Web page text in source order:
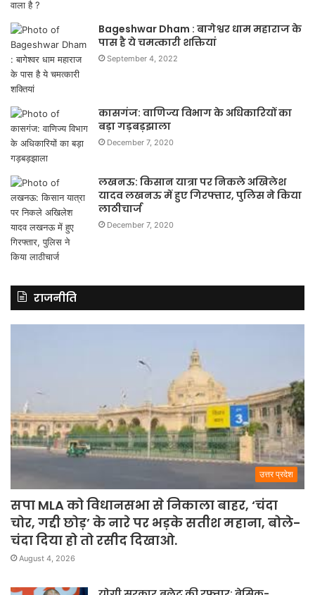
Bageshwar Dham : बागेश्वर धाम महाराज के
पास है ये चमत्कारी शक्तियां
September 4, 2022
कासगंज: वाणिज्य विभाग के अधिकारियों का
बड़ा गड़बड़झाला
December 7, 2020
लखनऊ: किसान यात्रा पर निकले अखिलेश
यादव लखनऊ में हुए गिरफ्तार, पुलिस ने किया
लाठीचार्ज
December 7, 2020
राजनीति
उत्तर प्रदेश
सपा MLA को विधानसभा से निकाला बाहर, ‘चंदा
चोर, गद्दी छोड़’ के नारे पर भड़के सतीश महाना, बोले-
चंदा दिया हो तो रसीद दिखाओ.
August 4, 2026